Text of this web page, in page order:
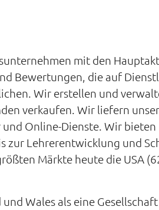
mit den
Bewertungen, die auf
Wir erstellen und
verkaufen. Wir liefern
Online-Dienste. Wir
zur Lehrerentwicklung und
Märkte heute die USA
Wales als eine